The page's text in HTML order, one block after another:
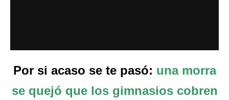
Por si acaso se te pasó: una morra
se quejó que los gimnasios cobren